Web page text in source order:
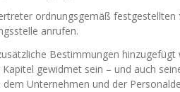
ordnungsgemäß
anrufen.
Bestimmungen
gewidmet sein – und auch
Unternehmen und der